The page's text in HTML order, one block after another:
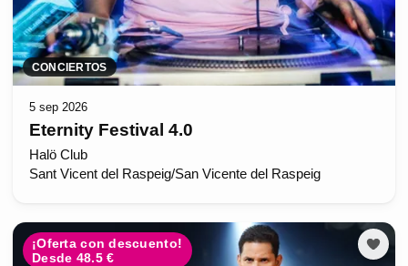
CONCIERTOS
5 sep 2026
Eternity Festival 4.0
Halö Club
Sant Vicent del Raspeig/San Vicente del Raspeig
¡Oferta con descuento!
Desde 48.5 €